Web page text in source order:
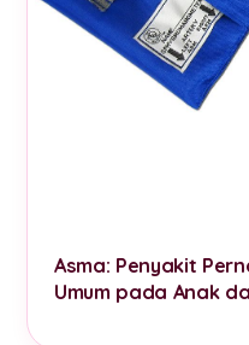
Asma: Penyakit
Umum pada Anak